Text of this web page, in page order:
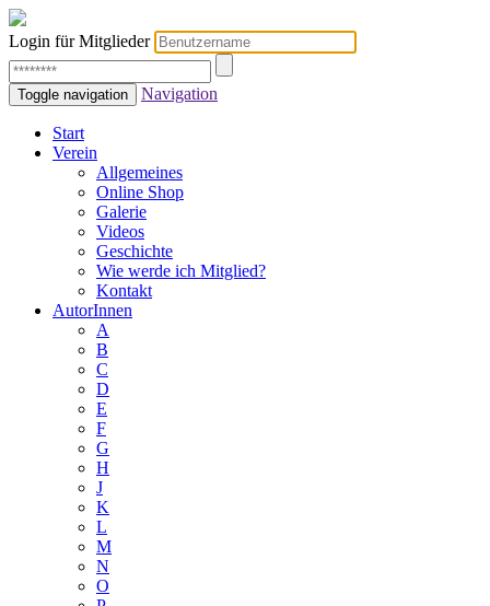
Login für Mitglieder
Toggle navigation Navigation
Start
Verein
Allgemeines
Online Shop
Galerie
Videos
Geschichte
Wie werde ich Mitglied?
Kontakt
AutorInnen
A
B
C
D
E
F
G
H
J
K
L
M
N
O